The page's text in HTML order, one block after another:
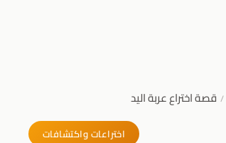
/ قصة اختراع عربة اليد
اختراعات واكتشافات